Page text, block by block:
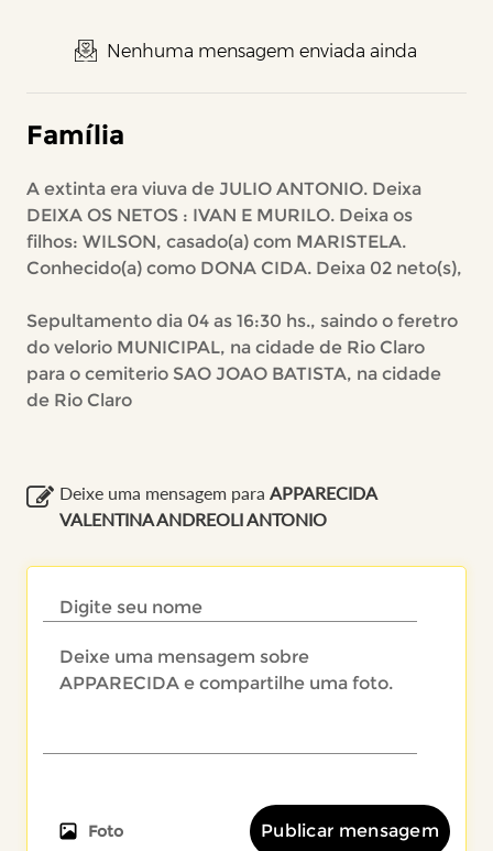
Nenhuma mensagem enviada ainda
Família
A extinta era viuva de JULIO ANTONIO. Deixa
DEIXA OS NETOS : IVAN E MURILO. Deixa os
filhos: WILSON, casado(a) com MARISTELA.
Conhecido(a) como DONA CIDA. Deixa 02 neto(s),
Sepultamento dia 04 as 16:30 hs., saindo o feretro
do velorio MUNICIPAL, na cidade de Rio Claro
para o cemiterio SAO JOAO BATISTA, na cidade
de Rio Claro
Deixe uma mensagem para APPARECIDA
VALENTINA ANDREOLI ANTONIO
Foto Publicar mensagem